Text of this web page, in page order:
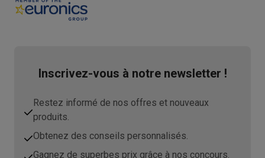
Inscrivez-vous à notre newsletter !
Restez informé de nos offres et nouveaux
produits.
Obtenez des conseils personnalisés.
Gagnez de superbes prix grâce à nos concours.